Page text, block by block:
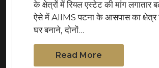
के क्षेत्रों में रियल एस्टेट की मांग लगातार
ऐसे में AIIMS पटना के आसपास का
घर बनाने, दोनों…
Read More